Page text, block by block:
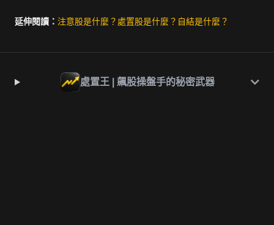
延伸閱讀： 注意股是什麼？ 處置股是什麼？ 自結是什麼？
處置王 | 飆股操盤手的秘密武器